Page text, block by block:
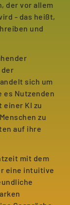
der vor allem
- das heißt,
und
sich um
es Nutzenden
einer KI zu
zu
auf ihre
mit dem
eine intuitive